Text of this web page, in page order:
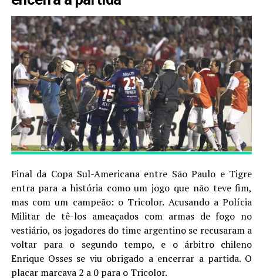
Final da Copa Sul-Americana entre São Paulo e Tigre
entra para a história como um jogo que não teve fim,
mas com um campeão: o Tricolor. Acusando a Polícia
Militar de tê-los ameaçados com armas de fogo no
vestiário, os jogadores do time argentino se recusaram a
voltar para o segundo tempo, e o árbitro chileno
Enrique Osses se viu obrigado a encerrar a partida. O
placar marcava 2 a 0 para o Tricolor.